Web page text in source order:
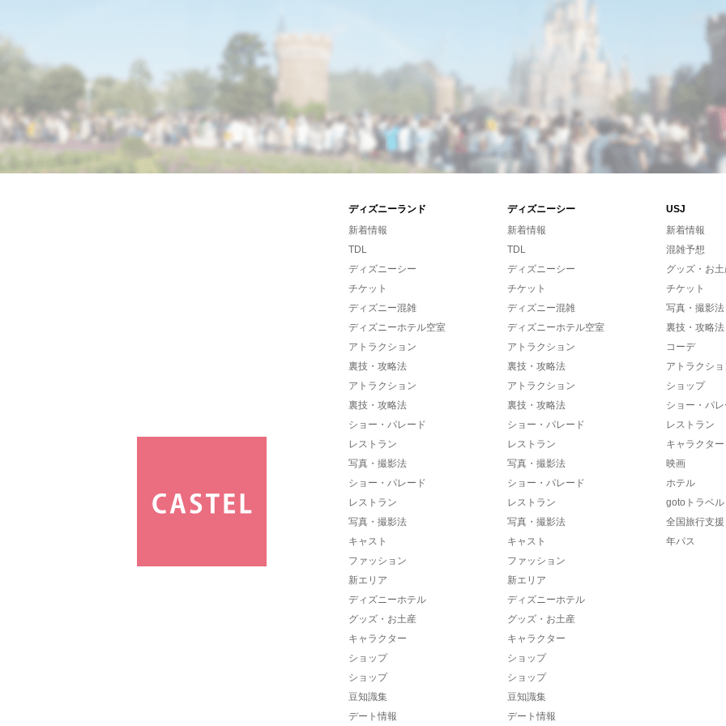
ディズニーランド ディズニーシー
USJ
新着情報
TDL
ディズニーシー
チケット
ディズニー混雑
ディズニーホテル空室
アトラクション
裏技・攻略法
アトラクション
裏技・攻略法
ショー・パレード
レストラン
写真・撮影法
ショー・パレード
レストラン
写真・撮影法
キャスト
ファッション
新エリア
ディズニーホテル
グッズ・お土産
キャラクター
ショップ
ショップ
豆知識集
デート情報
新着情報
TDL
ディズニーシー
チケット
ディズニー混雑
ディズニーホテル空室
アトラクション
裏技・攻略法
アトラクション
裏技・攻略法
ショー・パレード
レストラン
写真・撮影法
ショー・パレード
レストラン
写真・撮影法
キャスト
ファッション
新エリア
ディズニーホテル
グッズ・お土産
キャラクター
ショップ
ショップ
豆知識集
デート情報
新着情報
混雑予想
グッズ・お
チケット
写真・撮影法
裏技・攻略法
コーデ
アトラクシ
ショップ
ショー・パ
レストラン
キャラクター
映画
ホテル
gotoトラベル
全国旅行支援
年パス